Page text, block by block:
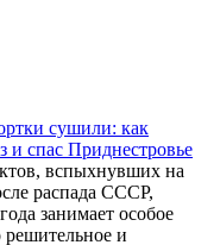
сушили: как
и спас Приднестровье
вспыхнувших на
распада СССР,
занимает особое
решительное и